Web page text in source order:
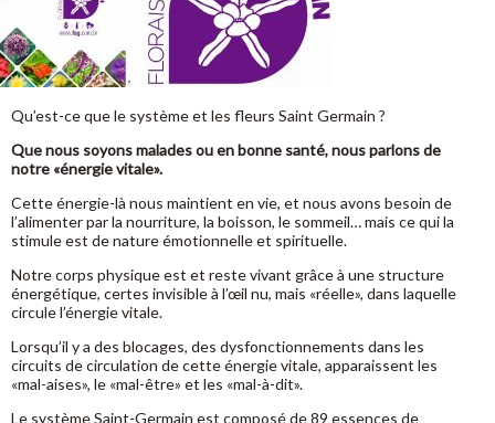
Qu’est-ce que le système et les fleurs Saint Germain ?
Que nous soyons malades ou en bonne santé, nous parlons de
notre «énergie vitale».
Cette énergie-là nous maintient en vie, et nous avons besoin de
l’alimenter par la nourriture, la boisson, le sommeil… mais ce qui la
stimule est de nature émotionnelle et spirituelle.
Notre corps physique est et reste vivant grâce à une structure
énergétique, certes invisible à l’œil nu, mais «réelle», dans laquelle
circule l’énergie vitale.
Lorsqu’il y a des blocages, des dysfonctionnements dans les
circuits de circulation de cette énergie vitale, apparaissent les
«mal-aises», le «mal-être» et les «mal-à-dit».
Le système Saint-Germain est composé de 89 essences de